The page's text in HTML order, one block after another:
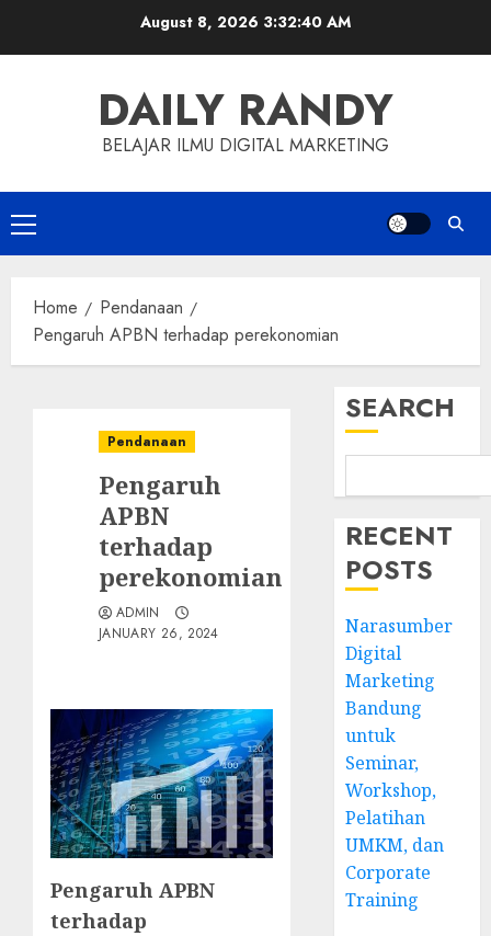
August 8, 20263:32:41 AM
DAILY RANDY
BELAJAR ILMU DIGITAL MARKETING
Primary
Menu
Home
Pendanaan
Pengaruh APBN terhadap perekonomian
Pendanaan
Pengaruh
APBN
terhadap
perekonomian
ADMIN
JANUARY 26, 2024
Pengaruh APBN
terhadap
SEARCH
RECENT
POSTS
Narasumber
Digital
Marketing
Bandung
untuk
Seminar,
Workshop,
Pelatihan
UMKM, dan
Corporate
Training